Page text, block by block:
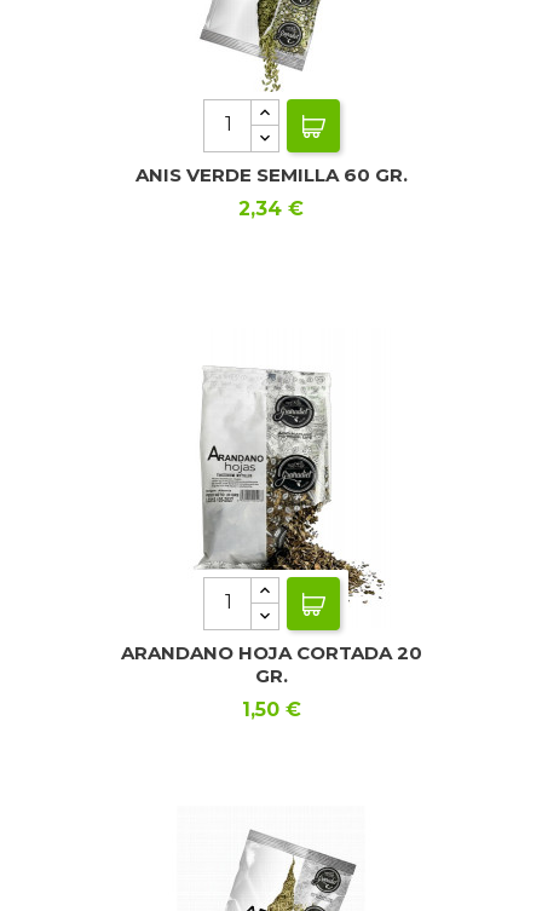
ANIS VERDE SEMILLA 60 GR.
Precio
2,34 €
ARANDANO HOJA CORTADA 20
GR.
Precio
1,50 €